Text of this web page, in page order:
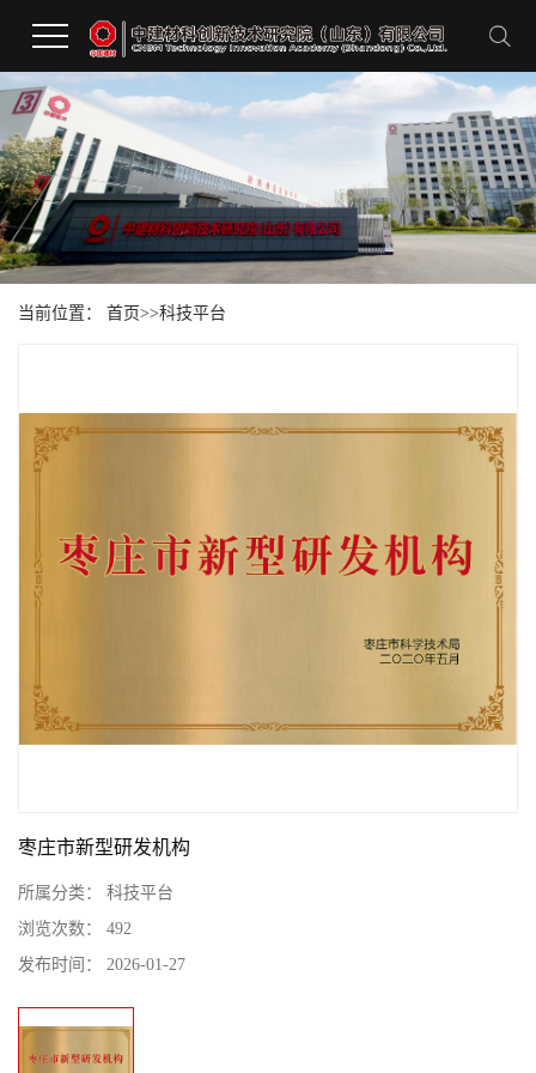
当前位置： 首页>>科技平台
枣庄市新型研发机构
所属分类： 科技平台
浏览次数： 492
发布时间： 2026-01-27